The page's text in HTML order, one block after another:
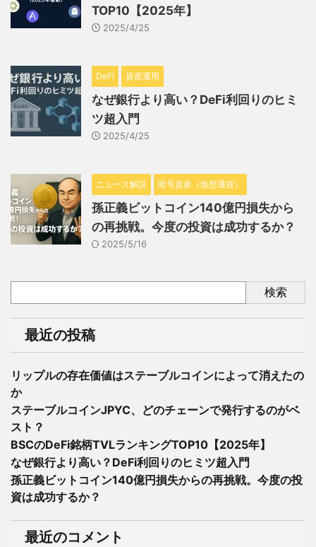
TOP10【2025年】
2025/4/25
DeFi 資産運用
なぜ銀行より高い？DeFi利回りのヒミ
ツ超入門
2025/4/25
ニュース解説 暗号資産（仮想通貨）
孫正義ビットコイン140億円損失から
の再挑戦。今度の投資は成功するか？
2025/5/16
検索
最近の投稿
リップルの存在価値はステーブルコインによって消えたの
か
ステーブルコインJPYC、どのチェーンで発行するのがベ
スト？
BSCのDeFi銘柄TVLランキングTOP10【2025年】
なぜ銀行より高い？DeFi利回りのヒミツ超入門
孫正義ビットコイン140億円損失からの再挑戦。今度の投
資は成功するか？
最近のコメント